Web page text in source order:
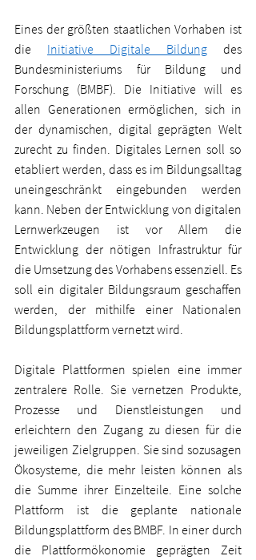
Eines der größten staatlichen Vorhaben ist
die Initiative Digitale Bildung des
Bundesministeriums für Bildung und
Forschung (BMBF). Die Initiative will es
allen Generationen ermöglichen, sich in
der dynamischen, digital geprägten Welt
zurecht zu finden. Digitales Lernen soll so
etabliert werden, dass es im Bildungsalltag
uneingeschränkt eingebunden werden
kann. Neben der Entwicklung von digitalen
Lernwerkzeugen ist vor Allem die
Entwicklung der nötigen Infrastruktur für
die Umsetzung des Vorhabens essenziell. Es
soll ein digitaler Bildungsraum geschaffen
werden, der mithilfe einer Nationalen
Bildungsplattform vernetzt wird.
Digitale Plattformen spielen eine immer
zentralere Rolle. Sie vernetzen Produkte,
Prozesse und Dienstleistungen und
erleichtern den Zugang zu diesen für die
jeweiligen Zielgruppen. Sie sind sozusagen
Ökosysteme, die mehr leisten können als
die Summe ihrer Einzelteile. Eine solche
Plattform ist die geplante nationale
Bildungsplattform des BMBF. In einer durch
die Plattformökonomie geprägten Zeit